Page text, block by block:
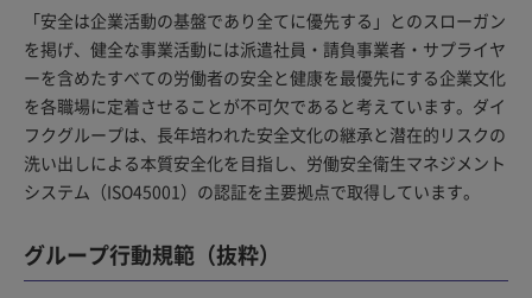
「安全は企業活動の基盤であり全てに優先する」とのスローガン
を掲げ、健全な事業活動には派遣社員・請負事業者・サプライヤ
ーを含めたすべての労働者の安全と健康を最優先にする企業文化
を各職場に定着させることが不可欠であると考えています。ダイ
フクグループは、長年培われた安全文化の継承と潜在的リスクの
洗い出しによる本質安全化を目指し、労働安全衛生マネジメント
システム（ISO45001）の認証を主要拠点で取得しています。
グループ行動規範（抜粋）